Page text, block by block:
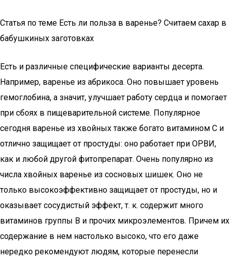
Статья по теме Есть ли польза в варенье? Считаем сахар в
бабушкиных заготовках
Есть и различные специфические варианты десерта.
Например, варенье из абрикоса. Оно повышает уровень
гемоглобина, а значит, улучшает работу сердца и помогает
при сбоях в пищеварительной системе. Популярное
сегодня варенье из хвойных также богато витамином С и
отлично защищает от простуды: оно работает при ОРВИ,
как и любой другой фитопрепарат. Очень популярно из
числа хвойных варенье из сосновых шишек. Оно не
только высокоэффективно защищает от простуды, но и
оказывает сосудистый эффект, т. к. содержит много
витаминов группы В и прочих микроэлементов. Причем их
содержание в нем настолько высоко, что его даже
нередко рекомендуют людям, которые перенесли